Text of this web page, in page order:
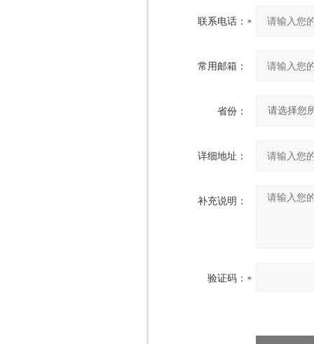
联系电话：
常用邮箱：
省份：
详细地址：
补充说明：
验证码：